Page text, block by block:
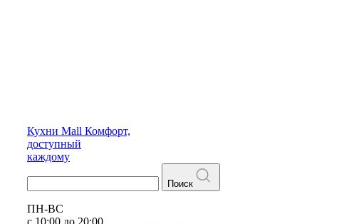
Кухни Mall Комфорт,
доступный
каждому
Поиск
ПН-ВС